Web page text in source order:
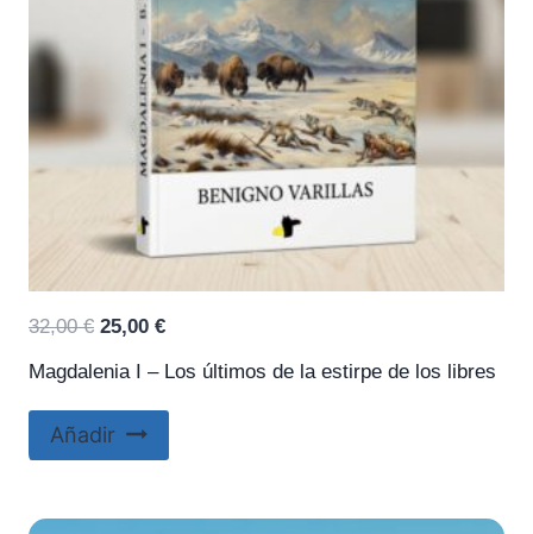
Magdalenia I – Los últimos de la estirpe de los libres
32,00€ El
era:
32,00 €.
25,00 €El
25,00 €.
Añadir